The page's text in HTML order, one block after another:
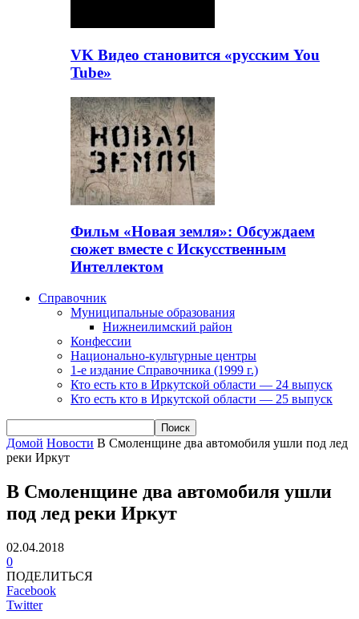
VK Видео становится «русским You
Tube»
Фильм «Новая земля»: Обсуждаем
сюжет вместе с Искусственным
Интеллектом
Справочник
Муниципальные образования
Нижнеилимский район
Конфессии
Национально-культурные центры
1-е издание Справочника (1999 г.)
Кто есть кто в Иркутской области — 24 выпуск
Кто есть кто в Иркутской области — 25 выпуск
Домой Новости В Смоленщине два автомобиля ушли под лед
реки Иркут
В Смоленщине два автомобиля ушли
под лед реки Иркут
02.04.2018
0
ПОДЕЛИТЬСЯ
Facebook
Twitter